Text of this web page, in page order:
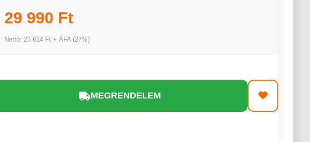
29 990 Ft
Nettó: 23 614 Ft + ÁFA (27%)
MEGRENDELEM